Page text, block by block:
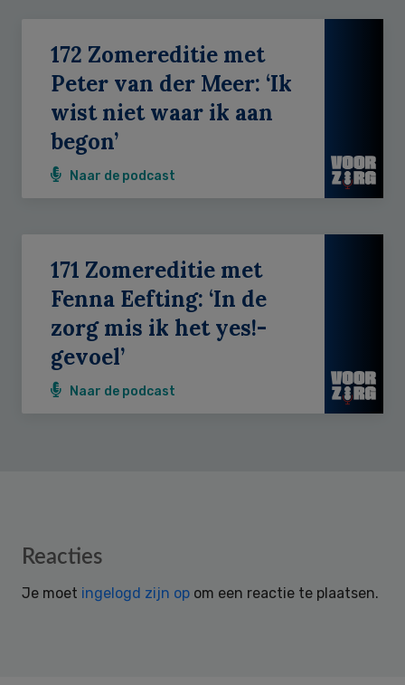
172 Zomereditie met
Peter van der Meer: ‘Ik
wist niet waar ik aan
begon’
Naar de podcast
171 Zomereditie met
Fenna Eefting: ‘In de
zorg mis ik het yes!-
gevoel’
Naar de podcast
Reader
Reacties
Je moet ingelogd zijn op om een reactie te plaatsen.